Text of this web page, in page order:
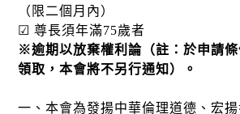
（限二個月內）
☑ 尊長須年滿75歲者
※逾期以放棄權利論（註：於申請
領取，本會將不另行通知）。
一、本會為發揚中華倫理道德、宏